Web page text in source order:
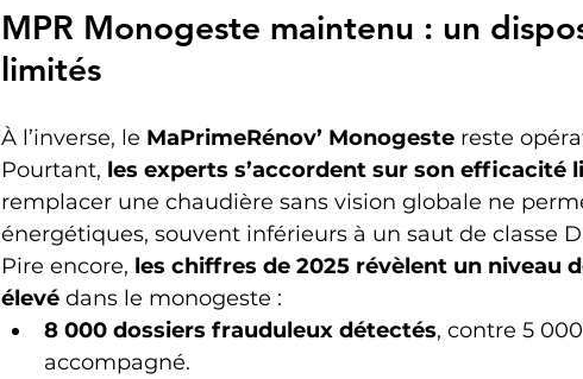
MPR Monogeste maintenu : un
limités
À l’inverse, le MaPrimeRénov’ Monogeste reste
Pourtant, les experts s’accordent sur son efficacité
remplacer une chaudière sans vision globale ne
énergétiques, souvent inférieurs à un saut de classe
Pire encore, les chiffres de 2025 révèlent un niveau
élevé dans le monogeste :
8 000 dossiers frauduleux détectés, contre 5
accompagné.